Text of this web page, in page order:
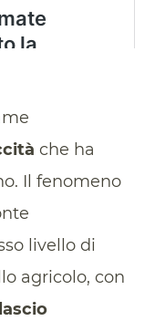
che ha
Il fenomeno
livello di
agricolo, con